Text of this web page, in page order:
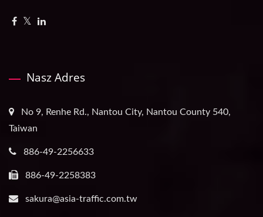
Nasz Adres
No 9, Renhe Rd., Nantou City, Nantou County 540,
Taiwan
886-49-2256633
886-49-2258383
sakura@asia-traffic.com.tw